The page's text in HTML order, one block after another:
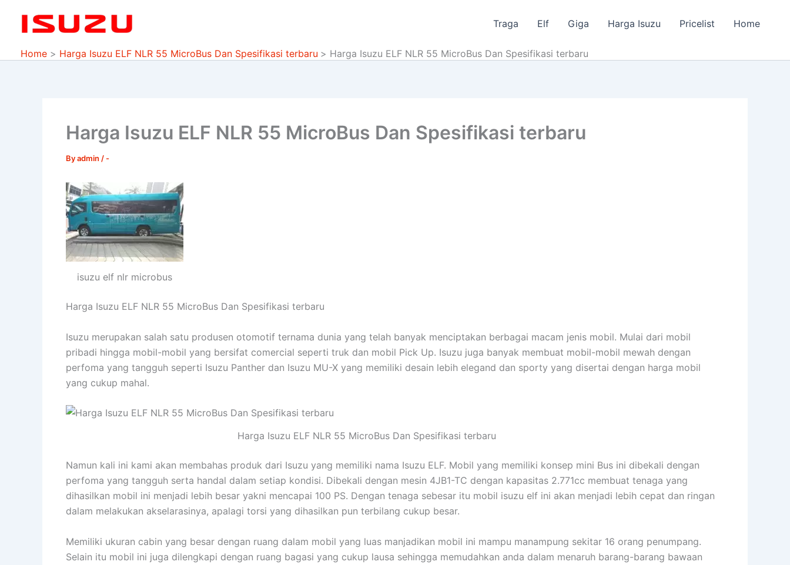
Traga Elf Giga Harga Isuzu Pricelist Home
Home Harga Isuzu ELF NLR 55 MicroBus Dan Spesifikasi terbaru Harga Isuzu ELF NLR 55 MicroBus Dan Spesifikasi terbaru
Harga Isuzu ELF NLR 55 MicroBus Dan Spesifikasi terbaru
Byadmin / -
isuzu elf nlr microbus
Harga Isuzu ELF NLR 55 MicroBus Dan Spesifikasi terbaru
Isuzu merupakan salah satu produsen otomotif ternama dunia yang telah banyak menciptakan berbagai macam jenis mobil. Mulai dari mobil
pribadi hingga mobil-mobil yang bersifat comercial seperti truk dan mobil Pick Up. Isuzu juga banyak membuat mobil-mobil mewah dengan
perfoma yang tangguh seperti Isuzu Panther dan Isuzu MU-X yang memiliki desain lebih elegand dan sporty yang disertai dengan harga mobil
yang cukup mahal.
Harga Isuzu ELF NLR 55 MicroBus Dan Spesifikasi terbaru
Namun kali ini kami akan membahas produk dari Isuzu yang memiliki nama Isuzu ELF. Mobil yang memiliki konsep mini Bus ini dibekali dengan
perfoma yang tangguh serta handal dalam setiap kondisi. Dibekali dengan mesin 4JB1-TC dengan kapasitas 2.771cc membuat tenaga yang
dihasilkan mobil ini menjadi lebih besar yakni mencapai 100 PS. Dengan tenaga sebesar itu mobil isuzu elf ini akan menjadi lebih cepat dan ringan
dalam melakukan akselarasinya, apalagi torsi yang dihasilkan pun terbilang cukup besar.
Memiliki ukuran cabin yang besar dengan ruang dalam mobil yang luas manjadikan mobil ini mampu manampung sekitar 16 orang penumpang.
Selain itu mobil ini juga dilengkapi dengan ruang bagasi yang cukup lausa sehingga memudahkan anda dalam menaruh barang-barang bawaan